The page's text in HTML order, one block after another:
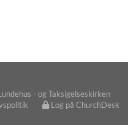
- og Taksigelseskirken
Log på ChurchDesk